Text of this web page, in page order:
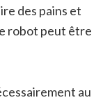
des pains et
robot peut être
au